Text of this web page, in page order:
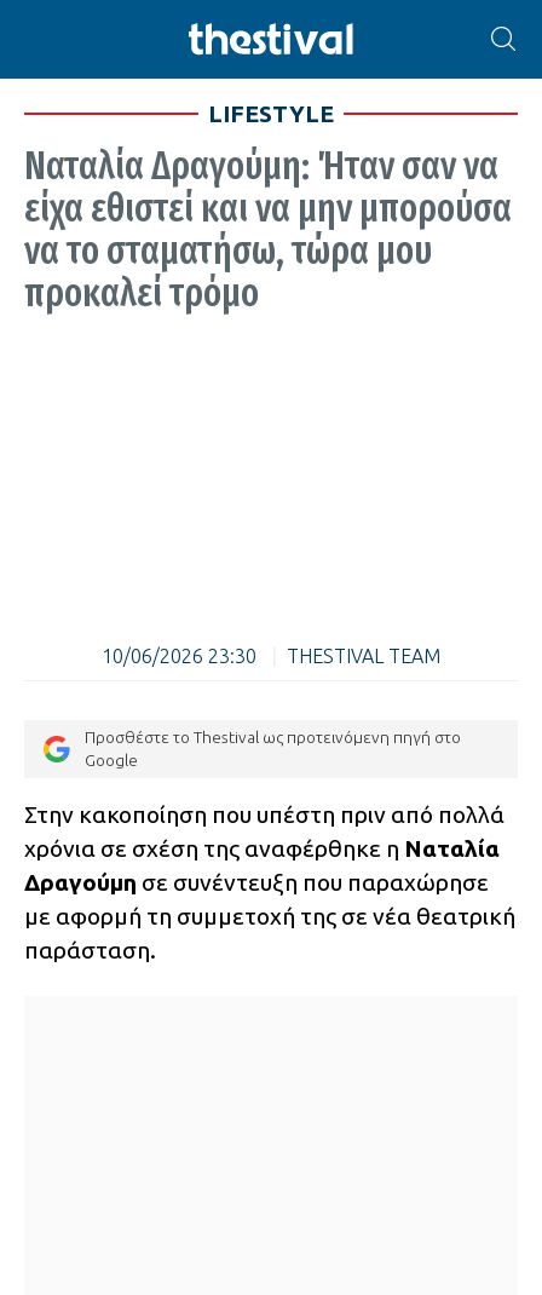
LIFESTYLE
Ναταλία Δραγούμη: Ήταν σαν να
είχα εθιστεί και να μην μπορούσα
να το σταματήσω, τώρα μου
προκαλεί τρόμο
10/06/2026 23:30 THESTIVAL TEAM
Προσθέστε το Thestival ως προτεινόμενη πηγή στο
Google
Στην κακοποίηση που υπέστη πριν από πολλά
χρόνια σε σχέση της αναφέρθηκε η Ναταλία
Δραγούμη σε συνέντευξη που παραχώρησε
με αφορμή τη συμμετοχή της σε νέα θεατρική
παράσταση.